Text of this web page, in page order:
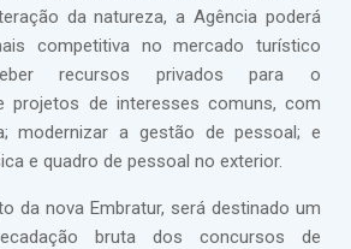
da natureza, a Agência poderá
competitiva no mercado turístico
recursos privados para o
projetos de interesses comuns, com
modernizar a gestão de pessoal; e
e quadro de pessoal no exterior.
da nova Embratur, será destinado um
bruta dos concursos de